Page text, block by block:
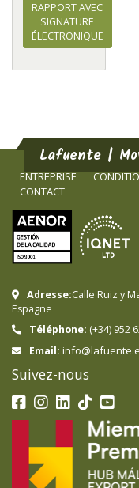
RAPPORT AVEC
SIGNATURE
ÉLECTRONIQUE
Lafuente |
ENTREPRISE
CONTACT
Adresse:Calle Ruiz y
Espagne
Téléphone: (+34) 952
Email:
Suivez-nous